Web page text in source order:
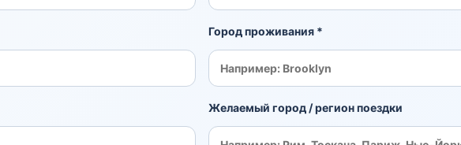
Город проживания *
Желаемый город / регион поездки